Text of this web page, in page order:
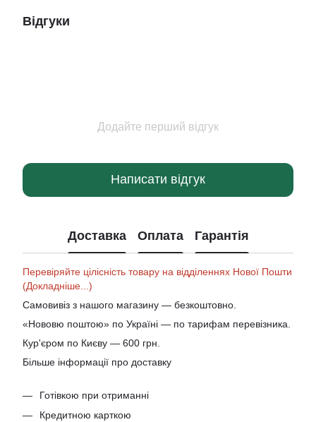
Відгуки
Додайте перший відгук
Написати відгук
Доставка Оплата Гарантія
Перевіряйте цілісність товару на відділеннях Нової Пошти
(Докладніше...)
Самовивіз з нашого магазину — безкоштовно.
«Нововю поштою» по Україні — по тарифам перевізника.
Кур'єром по Києву — 600 грн.
Більше інформації про доставку
Готівкою при отриманні
Кредитною карткою